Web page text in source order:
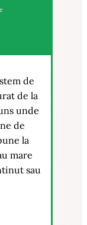
de
de la
unde
de
la
mare
sau